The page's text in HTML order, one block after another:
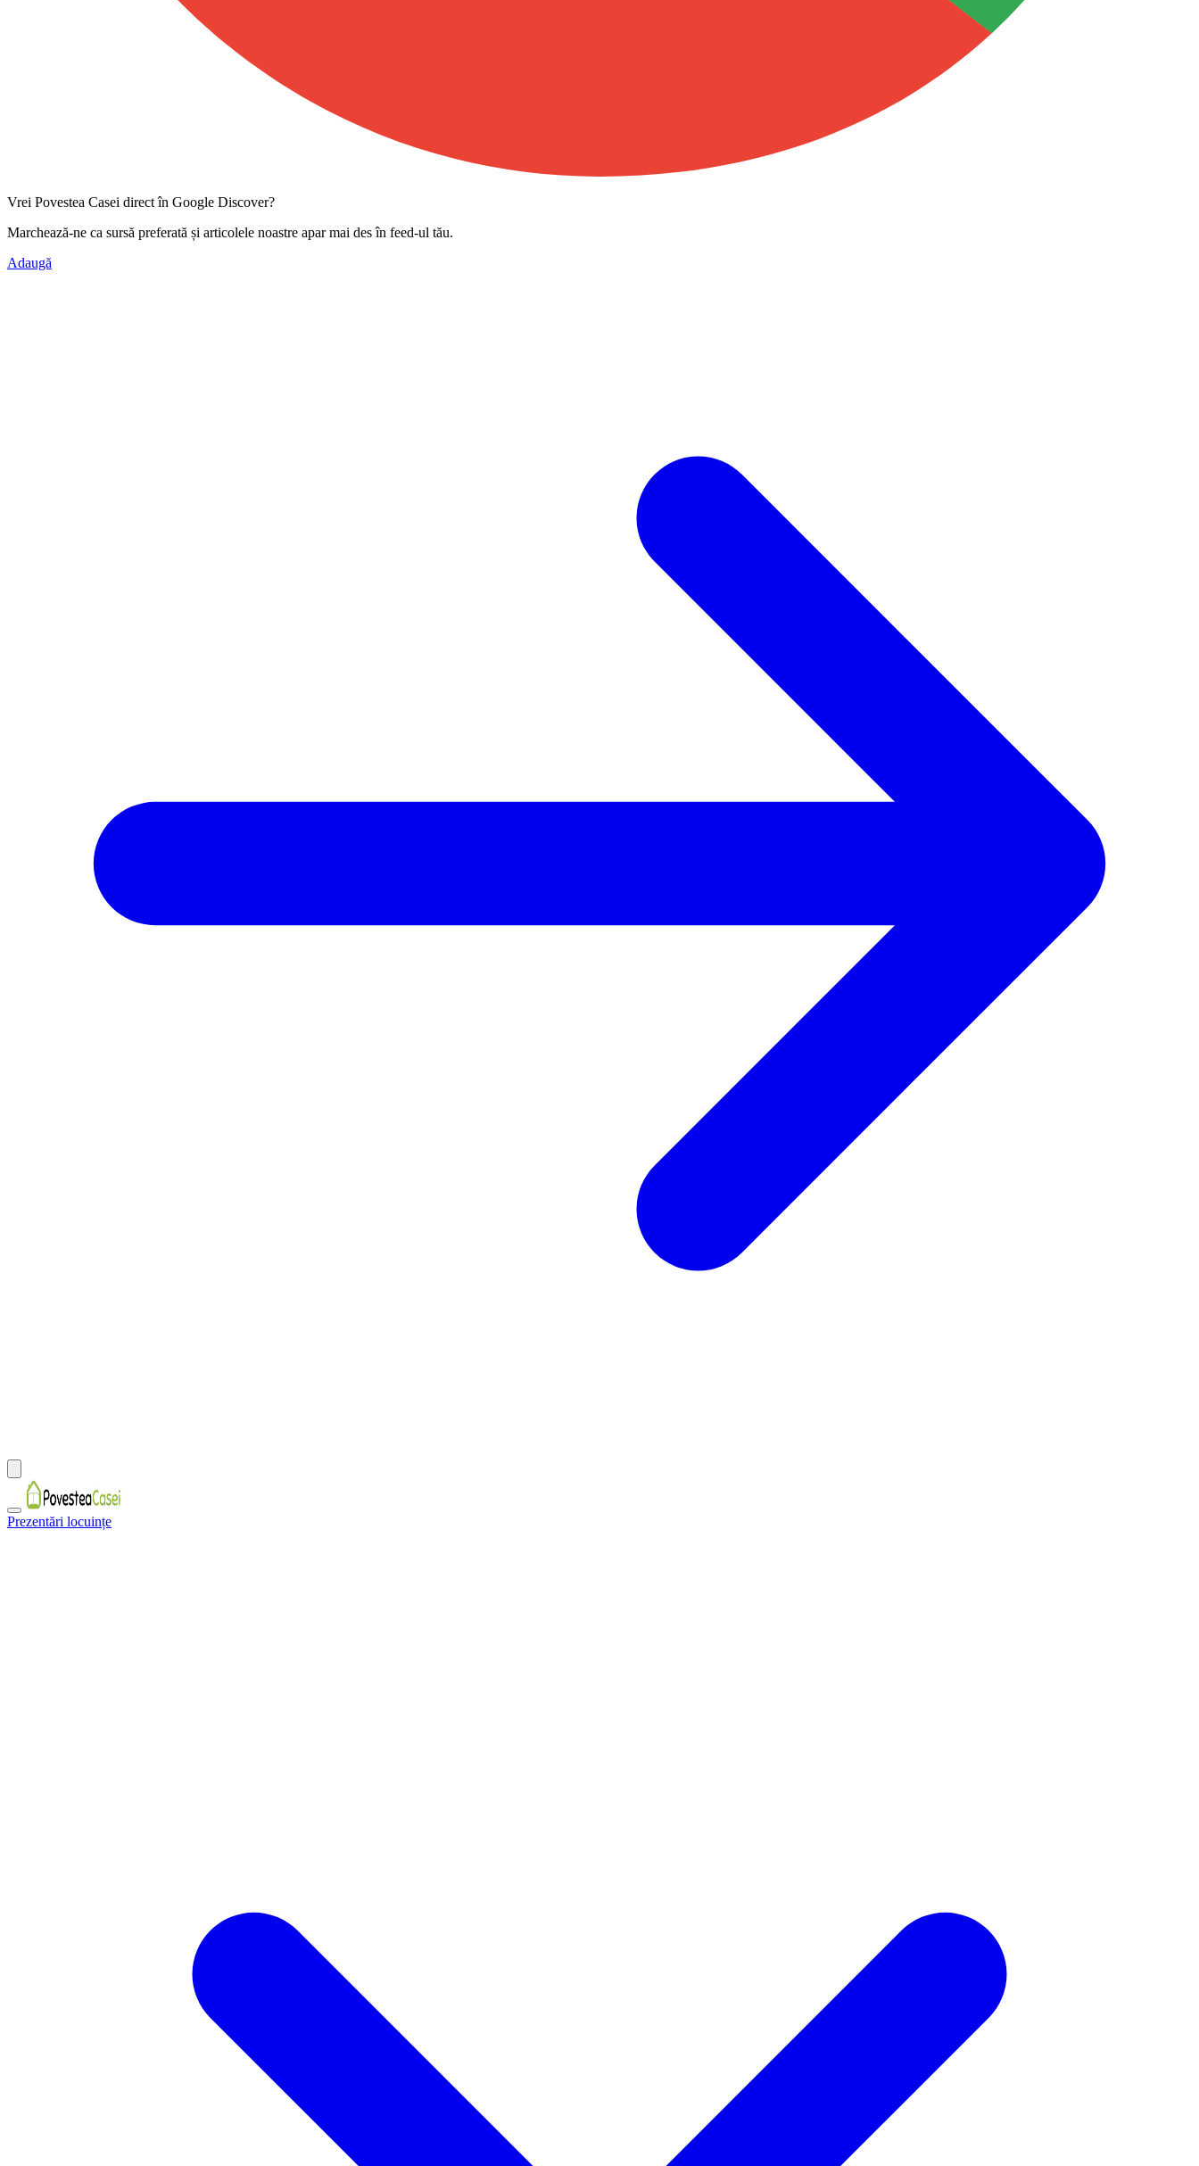
Vrei Povestea Casei direct în Google Discover?
Marchează-ne ca sursă preferată și articolele noastre apar mai des în feed-ul tău.
Adaugă
Prezentări locuințe